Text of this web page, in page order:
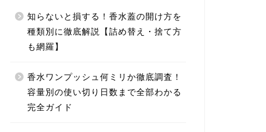
知らないと損する！香水蓋の開け方を
種類別に徹底解説【詰め替え・捨て方
も網羅】
香水ワンプッシュ何ミリか徹底調査！
容量別の使い切り日数まで全部わかる
完全ガイド